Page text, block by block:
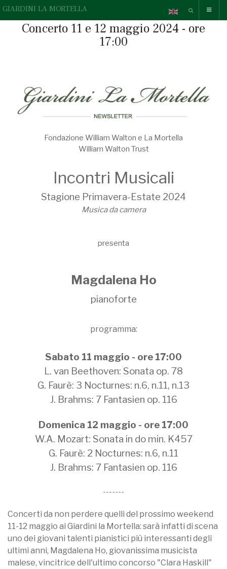
GIARDINI LA MORTELLA
Concerto 11 e 12 maggio 2024 - ore
17:00
Fondazione William Walton e La Mortella
William Walton Trust
Incontri Musicali
Stagione Primavera-Estate 2024
Musica da camera
presenta
Magdalena Ho
pianoforte
programma:
Sabato 11 maggio - ore 17:00
L. van Beethoven: Sonata op. 78
G. Faurè: 3 Nocturnes: n.6, n.11, n.13
J. Brahms: 7 Fantasien op. 116
Domenica 12 maggio - ore 17:00
W.A. Mozart: Sonata in do min. K457
G. Faurè: 2 Nocturnes: n.6, n.11
J. Brahms: 7 Fantasien op. 116
-------
Concerti da non perdere quelli del prossimo weekend
11-12 maggio ai Giardini la Mortella: sarà infatti di scena
uno dei giovani talenti pianistici più interessanti degli
ultimi anni, Magdalena Ho, giovanissima musicista
malese, vincitrice dell'ultimo concorso "Clara Haskill"